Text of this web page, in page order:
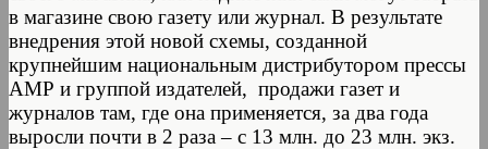
в магазине свою газету или журнал. В результате
внедрения этой новой схемы, созданной
крупнейшим национальным дистрибутором прессы
АМР и группой издателей, продажи газет и
журналов там, где она применяется, за два года
выросли почти в 2 раза – с 13 млн. до 23 млн. экз.